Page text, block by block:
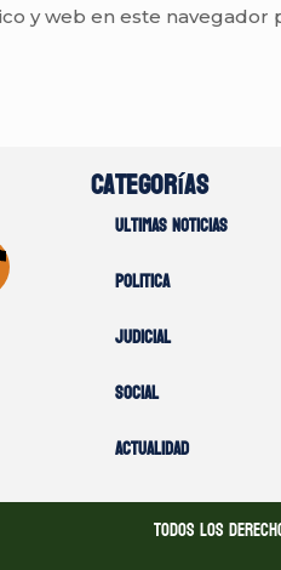
y web en este navegador
Categorías
Ultimas noticias
Politica
Judicial
Social
Actualidad
Todos los